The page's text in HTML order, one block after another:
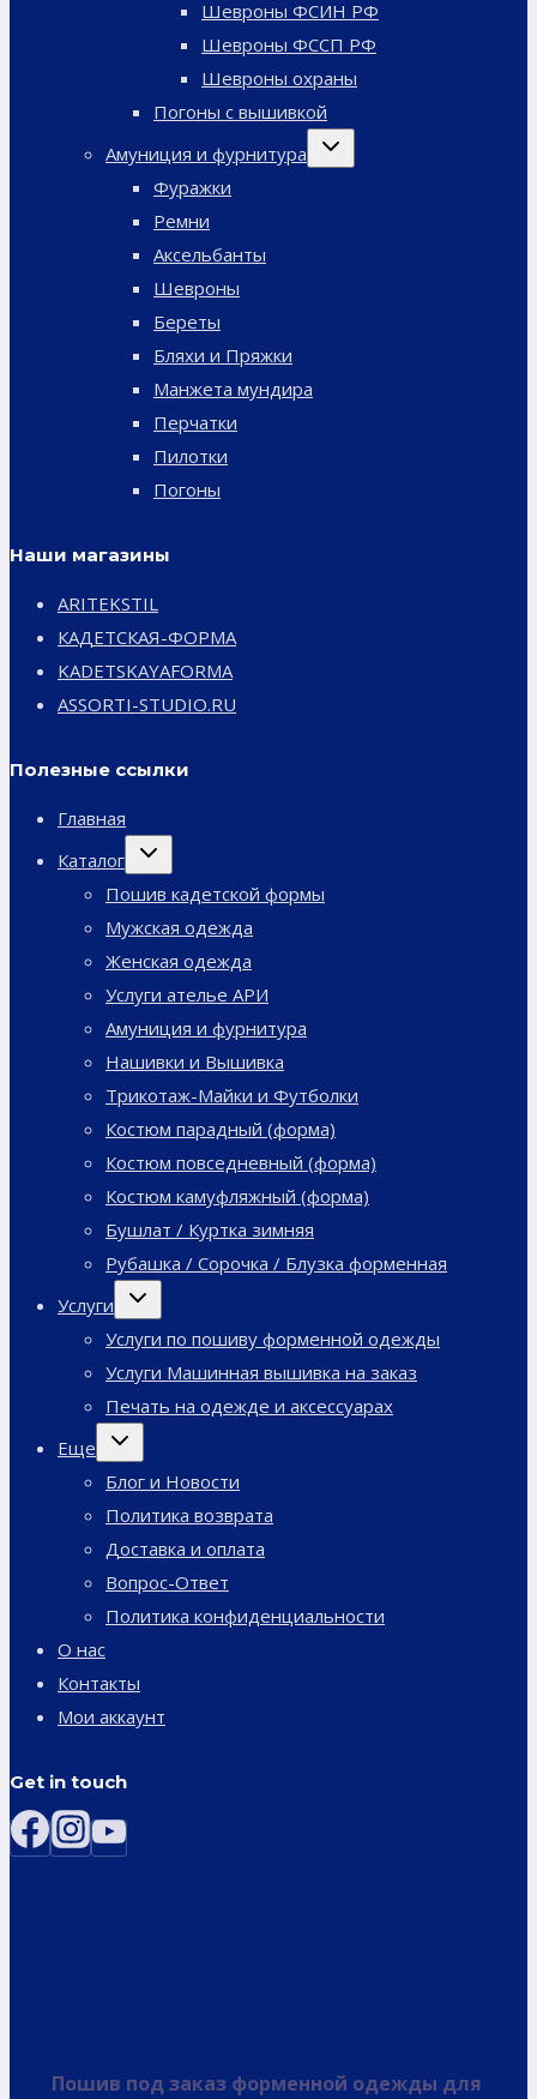
Шевроны ФСИН РФ
Шевроны ФССП РФ
Шевроны охраны
Погоны с вышивкой
Амуниция и фурнитура
Переключить
дочернее
Фуражки
Ремни
Аксельбанты
Шевроны
Береты
Бляхи и Пряжки
Манжета мундира
Перчатки
Пилотки
Погоны
Наши магазины
ARITEKSTIL
КАДЕТСКАЯ-ФОРМА
KADETSKAYAFORMA
ASSORTI-STUDIO.RU
Полезные ссылки
Главная
Каталог
Переключить
дочернее
Пошив кадетской формы
Мужская одежда
Женская одежда
Услуги ателье АРИ
Амуниция и фурнитура
Нашивки и Вышивка
Трикотаж-Майки и Футболки
Костюм парадный (форма)
Костюм повседневный (форма)
Костюм камуфляжный (форма)
Бушлат / Куртка зимняя
Рубашка / Сорочка / Блузка форменная
Услуги
Переключить
дочернее
Услуги по пошиву форменной одежды
Услуги Машинная вышивка на заказ
Печать на одежде и аксессуарах
Еще
Переключить
дочернее
Блог и Новости
Политика возврата
Доставка и оплата
Вопрос-Ответ
Политика конфиденциальности
О нас
Контакты
Мои аккаунт
Get in touch
Пошив под заказ форменной одежды для